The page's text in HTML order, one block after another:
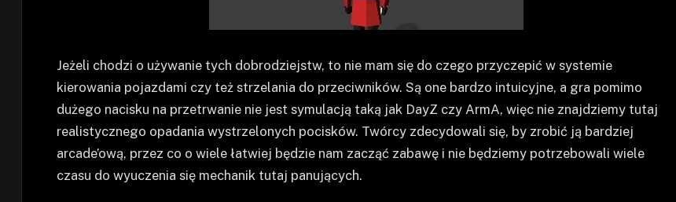
Jeżeli chodzi o używanie tych dobrodziejstw, to nie mam się do czego przyczepić w systemie
kierowania pojazdami czy też strzelania do przeciwników. Są one bardzo intuicyjne, a gra pomimo
dużego nacisku na przetrwanie nie jest symulacją taką jak DayZ czy ArmA, więc nie znajdziemy tutaj
realistycznego opadania wystrzelonych pocisków. Twórcy zdecydowali się, by zrobić ją bardziej
arcade’ową, przez co o wiele łatwiej będzie nam zacząć zabawę i nie będziemy potrzebowali wiele
czasu do wyuczenia się mechanik tutaj panujących.